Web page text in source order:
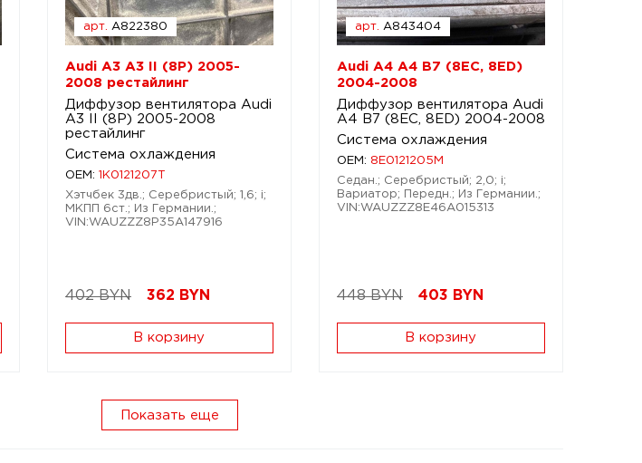
арт. A822380
Audi A3 A3 II (8P) 2005-
2008 рестайлинг
Диффузор вентилятора Audi
A3 II (8P) 2005-2008
рестайлинг
Система охлаждения
OEM: 1K0121207T
Хэтчбек 3дв.; Серебристый; 1,6; i;
МКПП 6ст.; Из Германии.;
VIN:WAUZZZ8P35A147916
402 BYN 362 BYN
В корзину
арт. A843404
Audi A4 A4 B7 (8EC, 8ED)
2004-2008
Диффузор вентилятора Audi
A4 B7 (8EC, 8ED) 2004-2008
Система охлаждения
OEM: 8E0121205M
Седан.; Серебристый; 2,0; i;
Вариатор; Передн.; Из Германии.;
VIN:WAUZZZ8E46A015313
448 BYN 403 BYN
В корзину
Показать еще